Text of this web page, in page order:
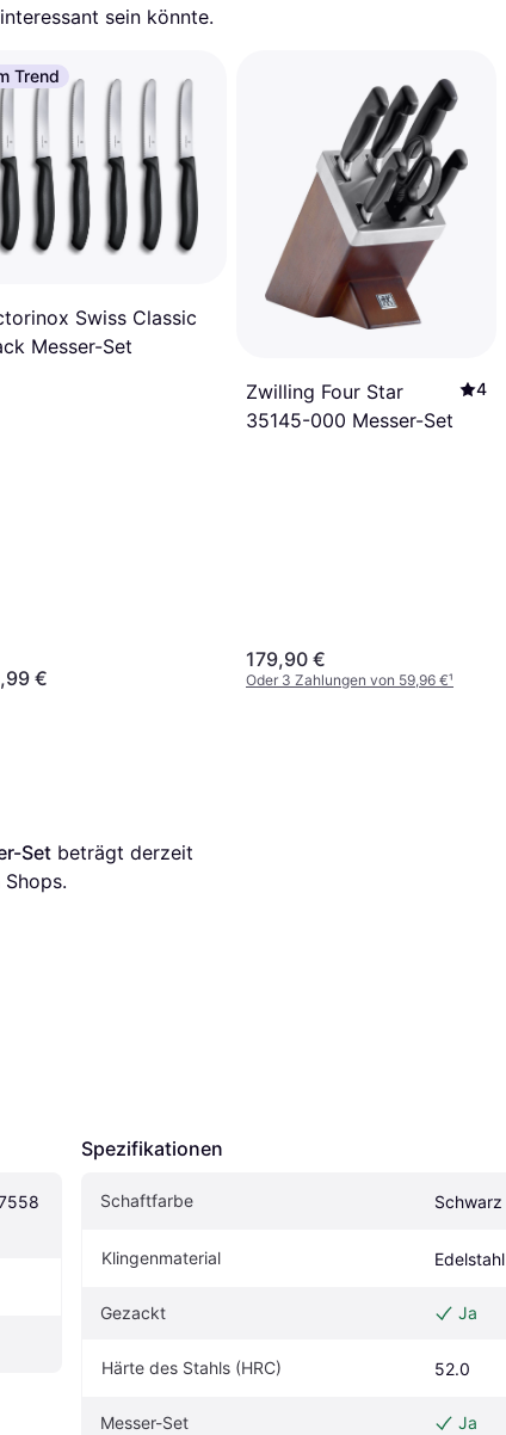
sein könnte.
Trend
Swiss Classic
Messer-Set
€
Zwilling Four Star
35145-000 Messer-Set
4
179,90 €
Oder 3 Zahlungen von 59,96 €¹
Set
Spezifikationen
Schaftfarbe Schwarz
Klingenmaterial Edelstahl
Gezackt Ja
Härte des Stahls (HRC) 52.0
Messer-Set Ja